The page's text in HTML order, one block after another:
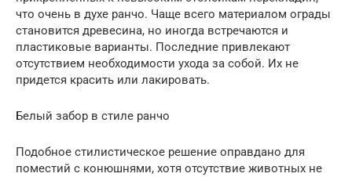
что очень в духе ранчо. Чаще всего материалом ограды
становится древесина, но иногда встречаются и
пластиковые варианты. Последние привлекают
отсутствием необходимости ухода за собой. Их не
придется красить или лакировать.
Белый забор в стиле ранчо
Подобное стилистическое решение оправдано для
поместий с конюшнями, хотя отсутствие животных не